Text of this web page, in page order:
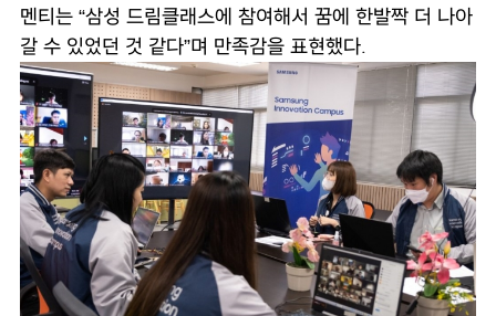
멘티는 “삼성 드림클래스에 참여해서 꿈에 한발짝 더 나아
갈 수 있었던 것 같다”며 만족감을 표현했다.